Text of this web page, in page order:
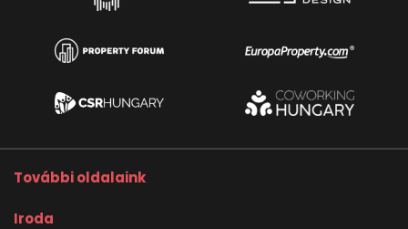
További oldalaink
Iroda